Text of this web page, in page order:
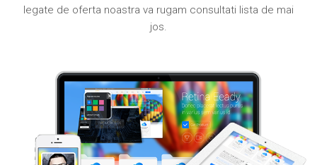
legate de oferta noastra va rugam consultati lista de mai
jos.